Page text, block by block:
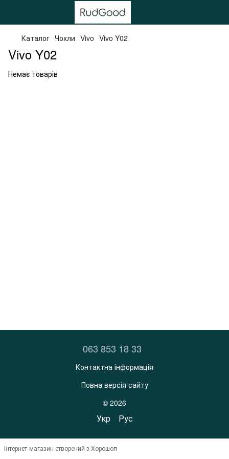
Каталог Чохли Vivo Vivo Y02
Vivo Y02
Немає товарів
063 853 18 33
Контактна інформація
Повна версія сайту
© 2026
Укр Рус
Інтернет-магазин створений з Хорошоп